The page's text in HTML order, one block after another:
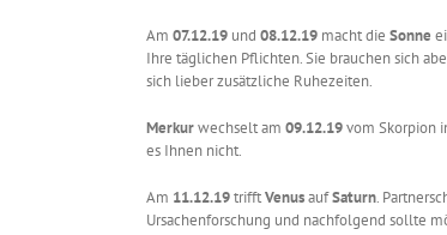
Am 07.12.19 und 08.12.19 macht die Sonne
Ihre täglichen Pflichten. Sie brauchen sich
sich lieber zusätzliche Ruhezeiten.
Merkurwechselt am 09.12.19vom Skorpion
es Ihnen nicht.
Am 11.12.19trifftVenusaufSaturn.
Ursachenforschung und nachfolgend sollte